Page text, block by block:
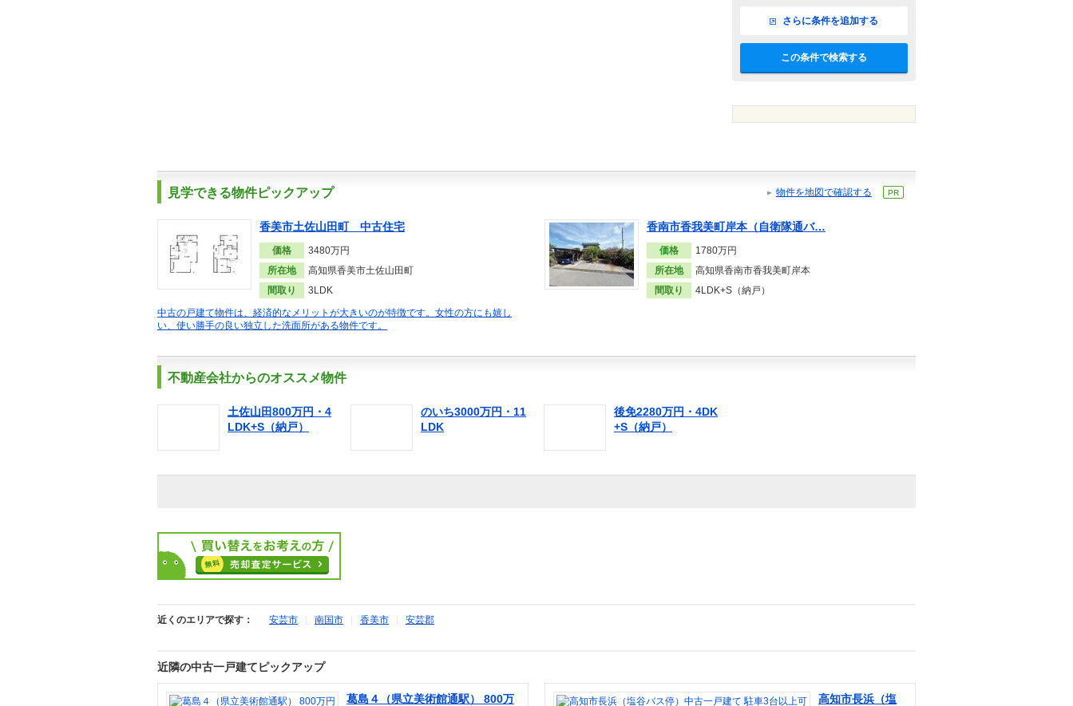
さらに条件を追加する
この条件で検索する
見学できる物件ピックアップ 物件を地図で確認する PR
香美市土佐山田町 中古住宅
価格
3480万円
所在地
高知県香美市土佐山田町
間取り
3LDK
中古の戸建て物件は、経済的なメリットが大きいのが特徴です。女性の方にも嬉し
い、使い勝手の良い独立した洗面所がある物件です。
香南市香我美町岸本（自衛隊通バ…
価格
1780万円
所在地
高知県香南市香我美町岸本
間取り
4LDK+S（納戸）
不動産会社からのオススメ物件
土佐山田800万円・4
LDK+S（納戸）
のいち3000万円・11
LDK
後免2280万円・4DK
+S（納戸）
近くのエリアで探す： 安芸市 南国市 香美市 安芸郡
近隣の中古一戸建てピックアップ
葛島４（県立美術館通駅） 800万
高知市長浜（塩